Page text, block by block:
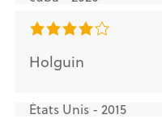
Holguin
États Unis - 2015